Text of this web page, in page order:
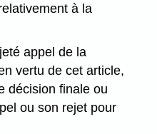
à la
appel de la
vertu de cet article,
décision finale ou
ou son rejet pour